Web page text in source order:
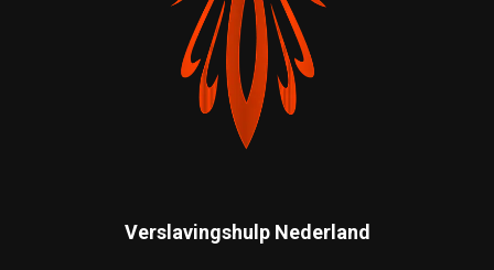
Verslavingshulp Nederland